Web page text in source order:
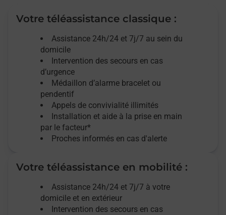
Votre téléassistance classique :
Assistance 24h/24 et 7j/7 au sein du
domicile
Intervention des secours en cas
d’urgence
Médaillon d’alarme bracelet ou
pendentif
Appels de convivialité illimités
Installation et aide à la prise en main
par le facteur*
Proches informés en cas d'alerte
Votre téléassistance en mobilité :
Assistance 24h/24 et 7j/7 à votre
domicile et en extérieur
Intervention des secours en cas